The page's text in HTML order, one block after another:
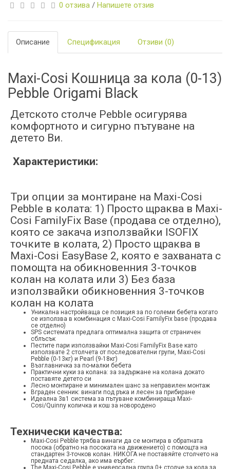
0 отзива / Напишете отзив
Описание Спецификация Отзиви (0)
Maxi-Cosi Кошница за кола (0-13)
Pebble Origami Black
Детското столче Pebble осигурява
комфортното и сигурно пътуване на
детето Ви.
Характеристики:
Три опции за монтиране на Maxi-Cosi
Pebble в колата: 1) Просто щраква в Maxi-
Cosi FamilyFix Base (продава се отделно),
която се закача използвайки ISOFIX
точките в колата, 2) Просто щраква в
Maxi-Cosi EasyBase 2, която е захваната с
помощта на обикновенния 3-точков
колан на колата или 3) Без база
използвайки обикновенния 3-точков
колан на колата
Уникална настройваща се позиция за по големи бебета когато
се използва в комбинация с Maxi-Cosi FamilyFix base (продава
се отделно)
SPS системата предлага оптимална защита от страничен
сблъсък
Пестите пари използвайки Maxi-Cosi FamilyFix Base като
използвате 2 столчета от последователни групи, Maxi-Cosi
Pebble (0-13кг) и Pearl (9-18кг)
Възглавничка за по-малки бебета
Практични куки за колана: за задържане на колана докато
поставяте детето си
Лесно монтиране и минимален шанс за неправилен монтаж
Вграден сенник: винаги под ръка и лесен за прибиране
Идеална 3в1 система за пътуване комбинираща Maxi-
Cosi/Quinny количка и кош за новородено
Технически качества:
Maxi-Cosi Pebble трябва винаги да се монтира в обратната
посока (обратно на посоката на движението) с помощта на
стандартен 3-точков колан. НИКОГА не поставяйте столчето на
предната седалка, ако има еърбег.